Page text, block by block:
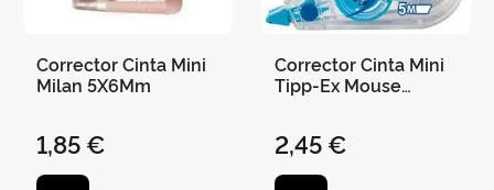
Corrector Cinta Mini
Milan 5X6Mm
1,85 €
Corrector Cinta Mini
Tipp-Ex Mouse
2,45 €